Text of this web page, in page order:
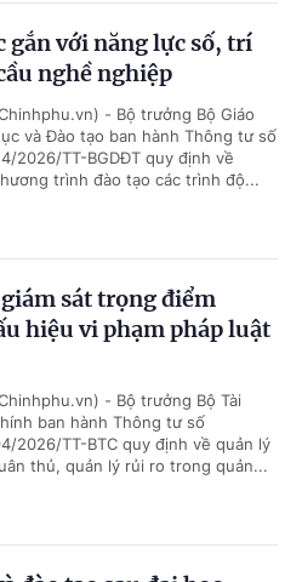
gắn với năng lực số, trí
nghề nghiệp
- Bộ trưởng Bộ Giáo
và Đào tạo ban hành Thông tư số
2026/TT-BGDĐT quy định về
trình đào tạo các trình độ...
sát trọng điểm
hiệu vi phạm pháp luật
- Bộ trưởng Bộ Tài
ban hành Thông tư số
2026/TT-BTC quy định về quản lý
thủ, quản lý rủi ro trong quản...